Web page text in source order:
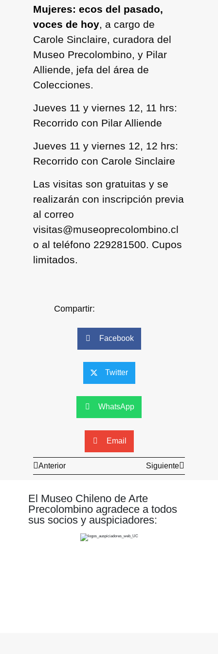
Mujeres: ecos del pasado,
voces de hoy, a cargo de
Carole Sinclaire, curadora del
Museo Precolombino, y Pilar
Alliende, jefa del área de
Colecciones.
Jueves 11 y viernes 12, 11 hrs:
Recorrido con Pilar Alliende
Jueves 11 y viernes 12, 12 hrs:
Recorrido con Carole Sinclaire
Las visitas son gratuitas y se
realizarán con inscripción previa
al correo
visitas@museoprecolombino.cl
o al teléfono 229281500. Cupos
limitados.
Compartir:
Facebook
Twitter
WhatsApp
Email
Anterior Siguiente
El Museo Chileno de Arte
Precolombino agradece a todos
sus socios y auspiciadores: